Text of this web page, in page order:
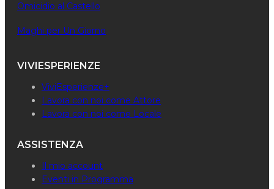
Omicidio al Castello
Maghi per Un Giorno
VIVIESPERIENZE
ViviEsperienze+
Lavora con noi come Attore
Lavora con noi come Locale
ASSISTENZA
Il mio account
Eventi in Programma